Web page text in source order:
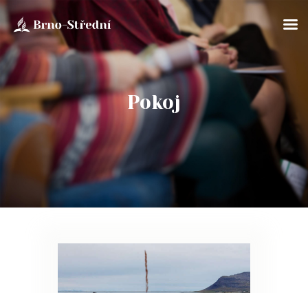
Pokoj
ÚVOD
O NÁS
BOHOSLUŽBY
SOBOTNÍ ŠKOLA
KLUB PATHFINDER
AKTUÁLNĚ
ÚVAHY
FOTOGALERIE